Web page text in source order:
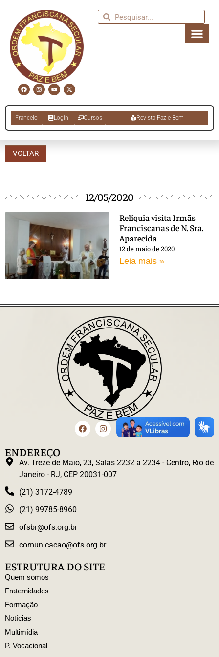
Francelo Login Cursos Revista Paz e Bem
VOLTAR
12/05/2020
Relíquia visita Irmãs
Franciscanas de N. Sra.
Aparecida
12 de maio de 2020
Leia mais »
ENDEREÇO
Av. Treze de Maio, 23, Salas 2232 a 2234 - Centro, Rio de
Janeiro - RJ, CEP 20031-007
(21) 3172-4789
(21) 99785-8960
ofsbr@ofs.org.br
comunicacao@ofs.org.br
ESTRUTURA DO SITE
Quem somos
Fraternidades
Formação
Notícias
Multimídia
P. Vocacional